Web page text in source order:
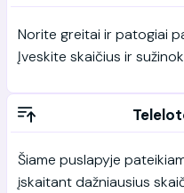
Norite greitai ir patogiai
Įveskite skaičius ir
Šiame puslapyje
įskaitant dažniausius